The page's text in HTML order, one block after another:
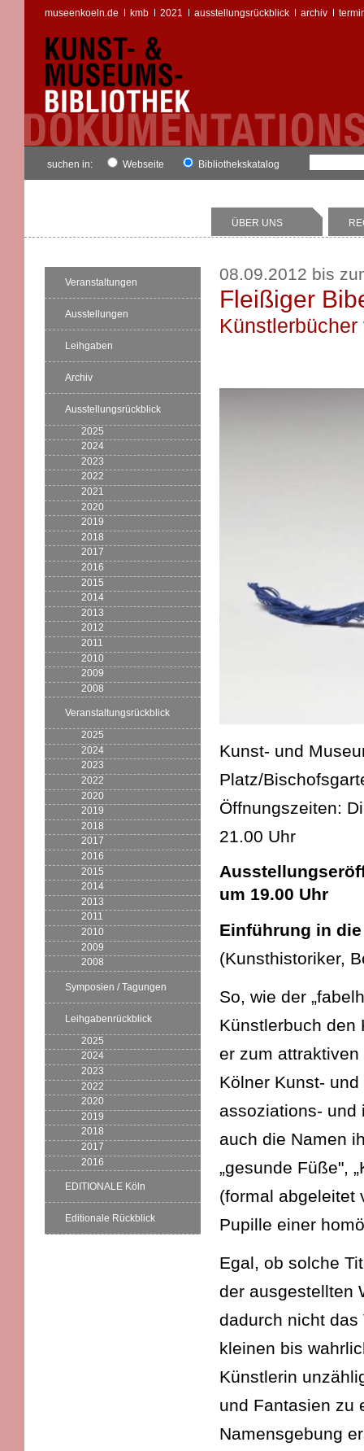
museenkoeln.de kmb 2021 ausstellungsrückblick archiv
suchen in: Webseite Bibliothekskatalog
ÜBER UNS
Veranstaltungen
Ausstellungen
Leihgaben
Archiv
Ausstellungsrückblick
2025
2024
2023
2022
2021
2020
2019
2018
2017
2016
2015
2014
2013
2012
2011
2010
2009
2008
Veranstaltungsrückblick
2025
2024
2023
2022
2020
2019
2018
2017
2016
2015
2014
2013
2011
2010
2009
2008
Symposien / Tagungen
Leihgabenrückblick
2025
2024
2023
2022
2020
2019
2018
2017
2016
EDITIONALE Köln
Editionale Rückblick
08.09.2012 bis
Fleißiger
Kunst- und
Platz/
Öffnungszeiten:
21.00 Uhr
um 19.00 Uhr
Einführung in
(Kunsthistoriker,
So, wie der
Künstlerbuch den
er zum
Kölner Kunst-
assoziations- und
auch die Namen
„gesunde Füße",
(formal abgeleitet
Pupille einer
Egal, ob solche
der ausgestellten
dadurch nicht
kleinen bis
Künstlerin
und Fantasien zu
Namensgebung